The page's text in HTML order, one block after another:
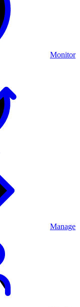
Monitor
Manage